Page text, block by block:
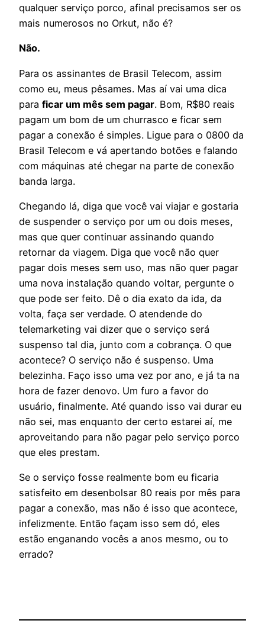
qualquer serviço porco, afinal precisamos ser os
mais numerosos no Orkut, não é?
Não.
Para os assinantes de Brasil Telecom, assim
como eu, meus pêsames. Mas aí vai uma dica
para ficar um mês sem pagar. Bom, R$80 reais
pagam um bom de um churrasco e ficar sem
pagar a conexão é simples. Ligue para o 0800 da
Brasil Telecom e vá apertando botões e falando
com máquinas até chegar na parte de conexão
banda larga.
Chegando lá, diga que você vai viajar e gostaria
de suspender o serviço por um ou dois meses,
mas que quer continuar assinando quando
retornar da viagem. Diga que você não quer
pagar dois meses sem uso, mas não quer pagar
uma nova instalação quando voltar, pergunte o
que pode ser feito. Dê o dia exato da ida, da
volta, faça ser verdade. O atendende do
telemarketing vai dizer que o serviço será
suspenso tal dia, junto com a cobrança. O que
acontece? O serviço não é suspenso. Uma
belezinha. Faço isso uma vez por ano, e já ta na
hora de fazer denovo. Um furo a favor do
usuário, finalmente. Até quando isso vai durar eu
não sei, mas enquanto der certo estarei aí, me
aproveitando para não pagar pelo serviço porco
que eles prestam.
Se o serviço fosse realmente bom eu ficaria
satisfeito em desenbolsar 80 reais por mês para
pagar a conexão, mas não é isso que acontece,
infelizmente. Então façam isso sem dó, eles
estão enganando vocês a anos mesmo, ou to
errado?